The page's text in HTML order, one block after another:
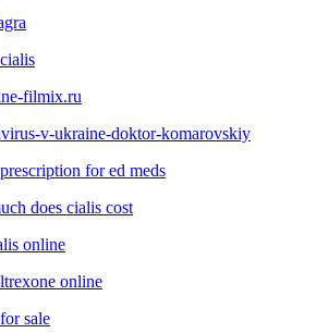
filmix.ru
v-ukraine-doktor-komarovskiy
for ed meds
does cialis cost
online
online
sale